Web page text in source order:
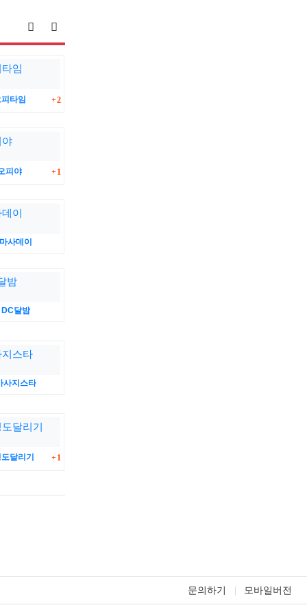
게시물 정렬
게시판 검색
피타임 댓글
2
피야 댓글
1
마사데이
DC달밤
사지스타
달리기 댓글
1
문의하기 모바일버전